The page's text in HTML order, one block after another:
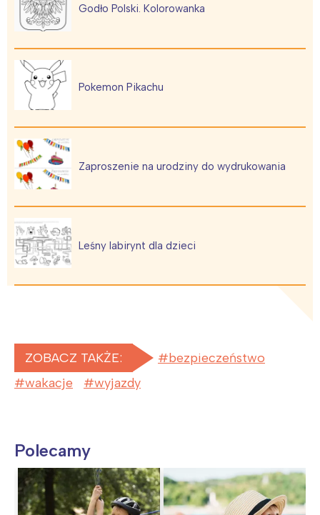
Godło Polski. Kolorowanka
Pokemon Pikachu
Zaproszenie na urodziny do wydrukowania
Leśny labirynt dla dzieci
ZOBACZ TAKŻE:
bezpieczeństwo
wakacje
wyjazdy
Polecamy